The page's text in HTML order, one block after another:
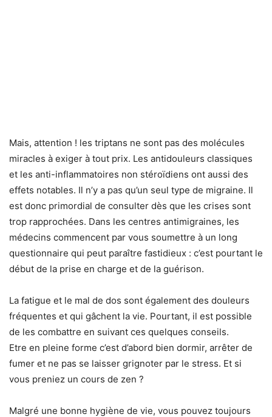
Mais, attention ! les triptans ne sont pas des molécules
miracles à exiger à tout prix. Les antidouleurs classiques
et les anti-inflammatoires non stéroïdiens ont aussi des
effets notables. Il n’y a pas qu’un seul type de migraine. Il
est donc primordial de consulter dès que les crises sont
trop rapprochées. Dans les centres antimigraines, les
médecins commencent par vous soumettre à un long
questionnaire qui peut paraître fastidieux : c’est pourtant le
début de la prise en charge et de la guérison.
La fatigue et le mal de dos sont également des douleurs
fréquentes et qui gâchent la vie. Pourtant, il est possible
de les combattre en suivant ces quelques conseils.
Etre en pleine forme c’est d’abord bien dormir, arrêter de
fumer et ne pas se laisser grignoter par le stress. Et si
vous preniez un cours de zen ?
Malgré une bonne hygiène de vie, vous pouvez toujours